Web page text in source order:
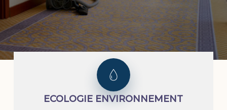
ECOLOGIE ENVIRONNEMENT